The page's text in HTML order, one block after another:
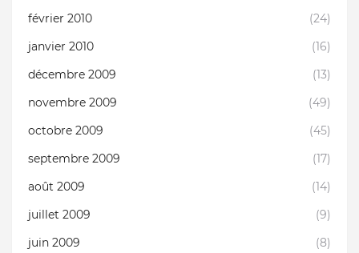
février 2010
(24)
janvier 2010
(16)
décembre 2009
(13)
novembre 2009
(49)
octobre 2009
(45)
septembre 2009
(17)
août 2009
(14)
juillet 2009
(9)
juin 2009
(8)